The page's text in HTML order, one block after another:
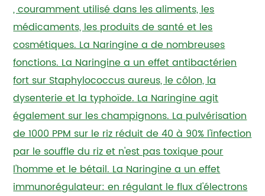
, couramment utilisé dans les aliments, les
médicaments, les produits de santé et les
cosmétiques. La Naringine a de nombreuses
fonctions. La Naringine a un effet antibactérien
fort sur Staphylococcus aureus, le côlon, la
dysenterie et la typhoïde. La Naringine agit
également sur les champignons. La pulvérisation
de 1000 PPM sur le riz réduit de 40 à 90% l'infection
par le souffle du riz et n'est pas toxique pour
l'homme et le bétail. La Naringine a un effet
immunorégulateur: en régulant le flux d'électrons